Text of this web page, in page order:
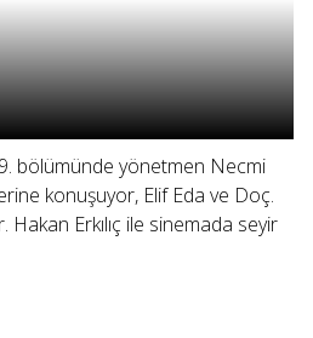
bölümünde yönetmen Necmi
konuşuyor, Elif Eda ve Doç.
Hakan Erkılıç ile sinemada seyir